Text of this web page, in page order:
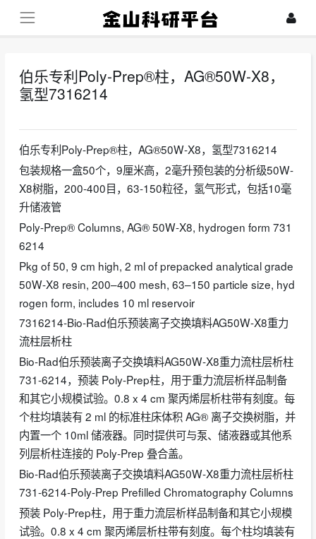
伯乐专利Poly-Prep®柱，AG®50W-X8，
氢型7316214
伯乐专利Poly-Prep®柱，AG®50W-X8，氢型7316214
包装规格一盒50个，9厘米高，2毫升预包装的分析级50W-
X8树脂，200-400目，63-150粒径，氢气形式，包括10毫
升储液管
Poly-Prep® Columns, AG® 50W-X8, hydrogen form 731
6214
Pkg of 50, 9 cm high, 2 ml of prepacked analytical grade
50W-X8 resin, 200–400 mesh, 63–150 particle size, hyd
rogen form, includes 10 ml reservoir
7316214-Bio-Rad伯乐预装离子交换填料AG50W-X8重力
流柱层析柱
Bio-Rad伯乐预装离子交换填料AG50W-X8重力流柱层析柱
731-6214， 预装 Poly-Prep柱，用于重力流层析样品制备
和其它小规模试验。0.8 x 4 cm 聚丙烯层析柱带有刻度。每
个柱均填装有 2 ml 的标准柱床体积 AG® 离子交换树脂，并
内置一个 10ml 储液器。同时提供可与泵、储液器或其他系
列层析柱连接的 Poly-Prep 叠合盖。
Bio-Rad伯乐预装离子交换填料AG50W-X8重力流柱层析柱
731-6214-Poly-Prep Prefilled Chromatography Columns
预装 Poly-Prep柱，用于重力流层析样品制备和其它小规模
试验。0.8 x 4 cm 聚丙烯层析柱带有刻度。每个柱均填装有